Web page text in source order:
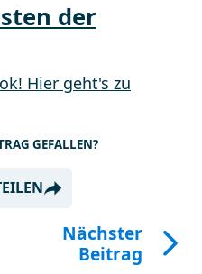
der
GEFALLEN?
Nächster
Beitrag